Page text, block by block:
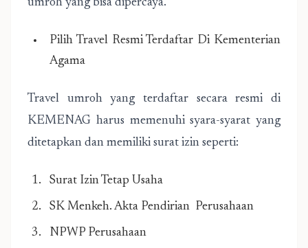
umroh yang bisa dipercaya.
Pilih Travel Resmi Terdaftar Di Kementerian
Agama
Travel umroh yang terdaftar secara resmi di
KEMENAG harus memenuhi syara-syarat yang
ditetapkan dan memiliki surat izin seperti:
Surat Izin Tetap Usaha
SK Menkeh. Akta Pendirian Perusahaan
NPWP Perusahaan